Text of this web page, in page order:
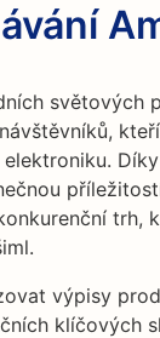
světových
trh,
výpisy
klíčových